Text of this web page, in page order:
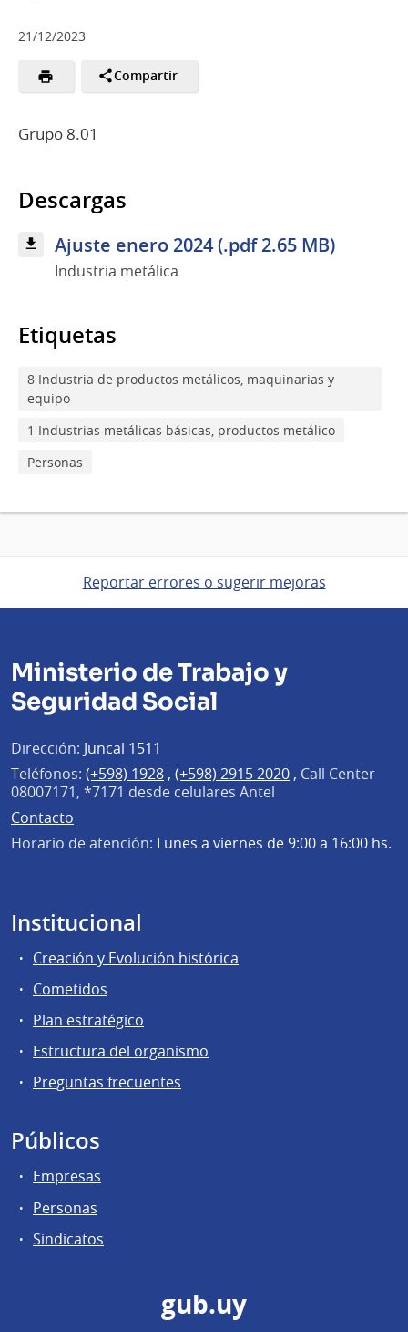
21/12/2023
Compartir
Grupo 8.01
Descargas
Ajuste enero 2024 (.pdf 2.65 MB)
Industria metálica
Etiquetas
8 Industria de productos metálicos, maquinarias y
equipo
1 Industrias metálicas básicas, productos metálico
Personas
Reportar errores o sugerir mejoras
Ministerio de Trabajo y
Seguridad Social
Dirección: Juncal 1511
Teléfonos: (+598) 1928 , (+598) 2915 2020 , Call Center
08007171, *7171 desde celulares Antel
Contacto
Horario de atención: Lunes a viernes de 9:00 a 16:00 hs.
Institucional
Creación y Evolución histórica
Cometidos
Plan estratégico
Estructura del organismo
Preguntas frecuentes
Públicos
Empresas
Personas
Sindicatos
gub.uy